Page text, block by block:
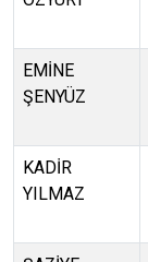
EMİNE
ŞENYÜZ
KADİR
YILMAZ